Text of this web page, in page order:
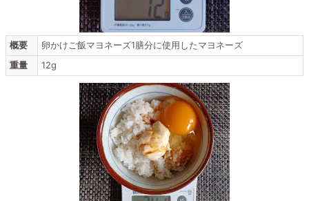
概要
卵かけご飯マヨネーズ1膳分に使用したマヨネーズ
重量
12g